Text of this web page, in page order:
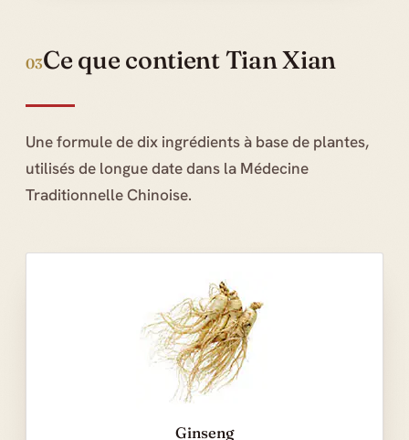
03Ce que contient Tian Xian
Une formule de dix ingrédients à base de plantes,
utilisés de longue date dans la Médecine
Traditionnelle Chinoise.
Ginseng